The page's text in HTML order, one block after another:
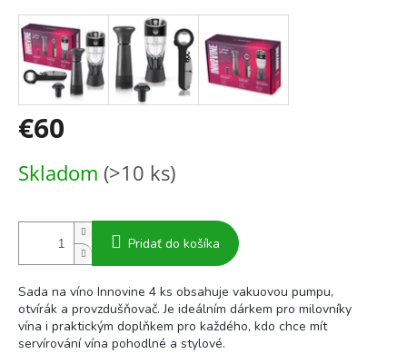
€60
cena:
Skladom (>10 ks)
Pridať do košíka
Sada na víno Innovine 4 ks obsahuje vakuovou pumpu,
otvírák a provzdušňovač. Je ideálním dárkem pro milovníky
vína i praktickým doplňkem pro každého, kdo chce mít
servírování vína pohodlné a stylové.